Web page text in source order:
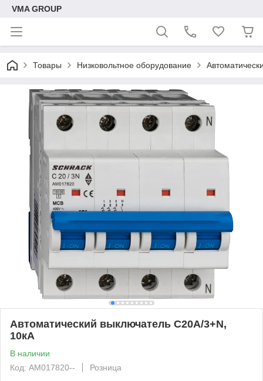
VMA GROUP
Товары Низковольтное оборудование
Автоматический выключатель C20А/3+N,
10кА
В наличии
Код: AM017820--
Розница